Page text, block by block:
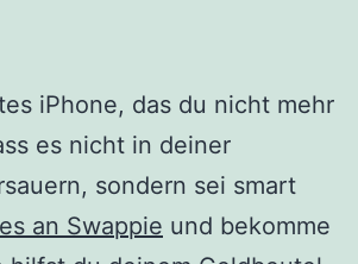
iPhone, das du nicht mehr
es nicht in deiner
sondern sei smart
an Swappie und bekomme